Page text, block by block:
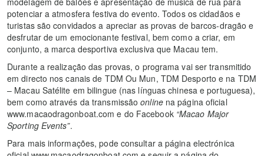
potenciar a atmosfera festiva do evento. Todos os cidadãos e
turistas são convidados a apreciar as provas de barcos-dragão e
desfrutar de um emocionante festival, bem como a criar, em
conjunto, a marca desportiva exclusiva que Macau tem.
Durante a realização das provas, o programa vai ser transmitido
em directo nos canais de TDM Ou Mun, TDM Desporto e na TDM
– Macau Satélite em bilingue (nas línguas chinesa e portuguesa),
bem como através da transmissãoonlinena página oficial
www.macaodragonboat.com e do Facebook “Macao Major
Sporting Events”.
Para mais informações, pode consultar a página electrónica